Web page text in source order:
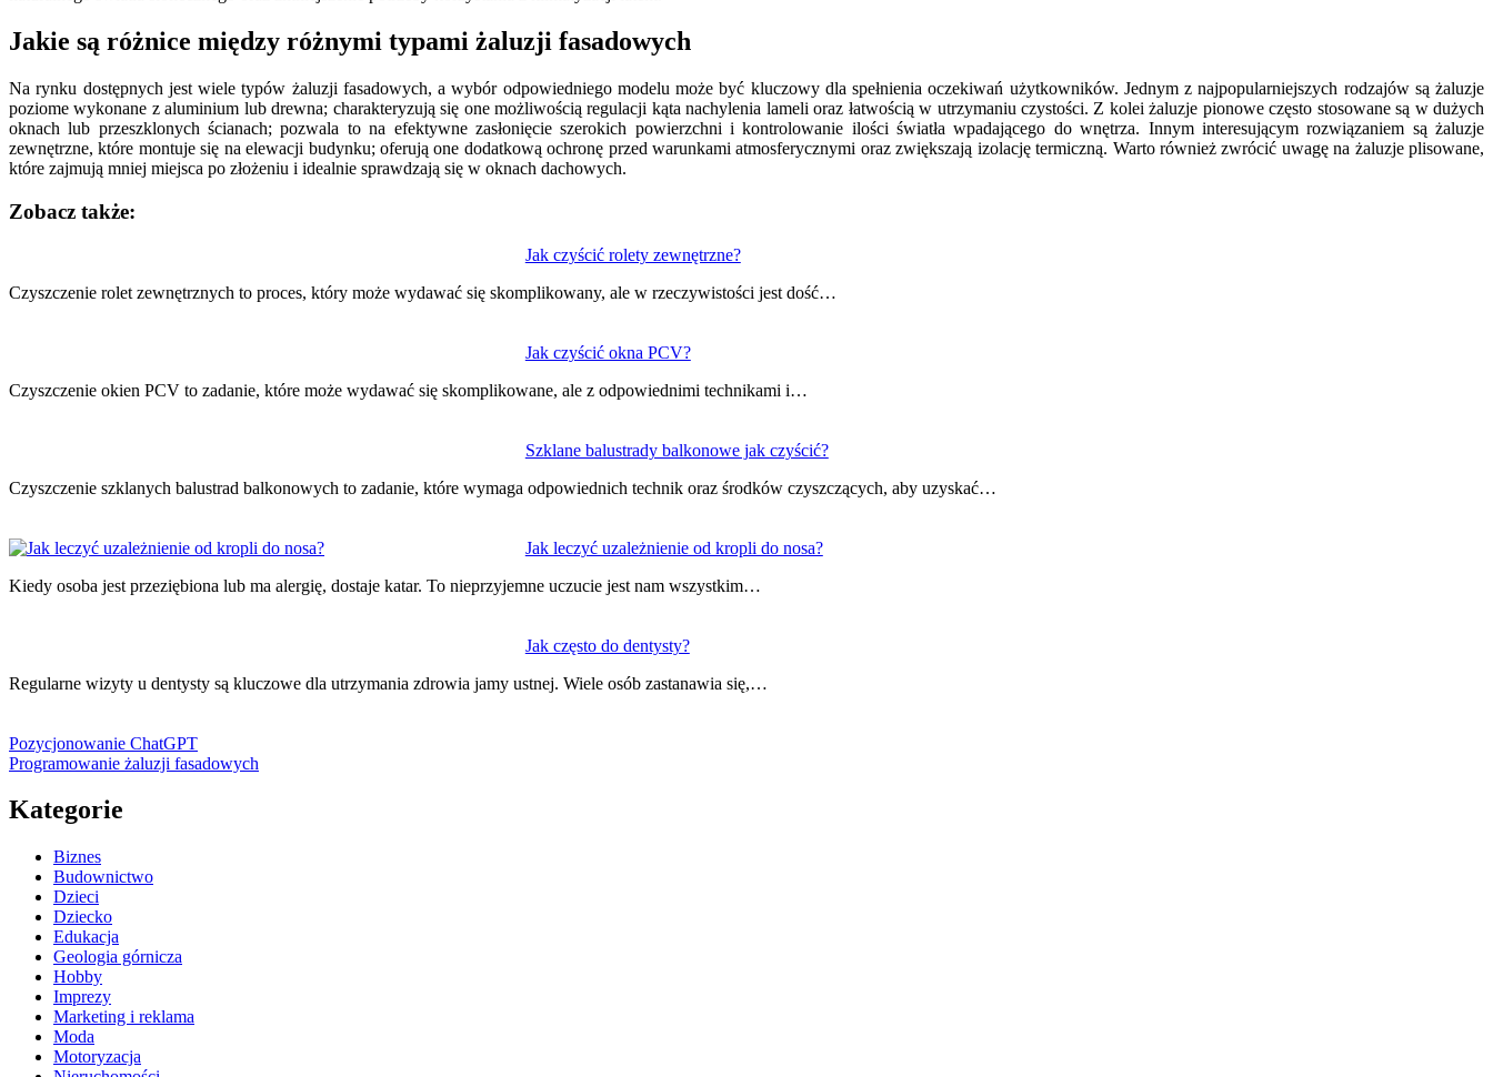
Jakie są różnice między różnymi typami żaluzji fasadowych
Na rynku dostępnych jest wiele typów żaluzji fasadowych, a wybór odpowiedniego modelu może być kluczowy dla spełnienia oczekiwań użytkowników. Jednym z najpopularniejszych rodzajów są żaluzje
poziome wykonane z aluminium lub drewna; charakteryzują się one możliwością regulacji kąta nachylenia lameli oraz łatwością w utrzymaniu czystości. Z kolei żaluzje pionowe często stosowane są w dużych
oknach lub przeszklonych ścianach; pozwala to na efektywne zasłonięcie szerokich powierzchni i kontrolowanie ilości światła wpadającego do wnętrza. Innym interesującym rozwiązaniem są żaluzje
zewnętrzne, które montuje się na elewacji budynku; oferują one dodatkową ochronę przed warunkami atmosferycznymi oraz zwiększają izolację termiczną. Warto również zwrócić uwagę na żaluzje plisowane,
które zajmują mniej miejsca po złożeniu i idealnie sprawdzają się w oknach dachowych.
Zobacz także:
Jak czyścić rolety zewnętrzne?
Czyszczenie rolet zewnętrznych to proces, który może wydawać się skomplikowany, ale w rzeczywistości jest dość…
Jak czyścić okna PCV?
Czyszczenie okien PCV to zadanie, które może wydawać się skomplikowane, ale z odpowiednimi technikami i…
Szklane balustrady balkonowe jak czyścić?
Czyszczenie szklanych balustrad balkonowych to zadanie, które wymaga odpowiednich technik oraz środków czyszczących, aby uzyskać…
Jak leczyć uzależnienie od kropli do nosa?
Kiedy osoba jest przeziębiona lub ma alergię, dostaje katar. To nieprzyjemne uczucie jest nam wszystkim…
Jak często do dentysty?
Regularne wizyty u dentysty są kluczowe dla utrzymania zdrowia jamy ustnej. Wiele osób zastanawia się,…
wpisu
Pozycjonowanie ChatGPT
Programowanie żaluzji fasadowych
Kategorie
Biznes
Budownictwo
Dzieci
Dziecko
Edukacja
Geologia górnicza
Hobby
Imprezy
Marketing i reklama
Moda
Motoryzacja